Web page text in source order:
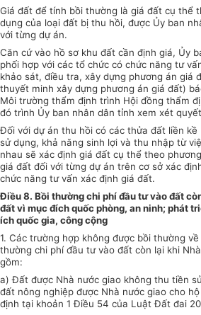
Giá đất để tính bồi thường là giá đất cụ thể
dụng của loại đất bị thu hồi, được Ủy ban
với từng dự án.
Căn cứ vào hồ sơ khu đất cần định giá, Ủy
phối hợp với các tổ chức có chức năng tư
khảo sát, điều tra, xây dựng phương án giá
thuyết minh xây dựng phương án giá đất)
Môi trường thẩm định trình Hội đồng thẩm
đó trình Ủy ban nhân dân tỉnh xem xét
Đối với dự án thu hồi có các thửa đất liền kề
sử dụng, khả năng sinh lợi và thu nhập từ
nhau sẽ xác định giá đất cụ thể theo
giá đất đối với từng dự án trên cơ sở xác
chức năng tư vấn xác định giá đất.
Điều 8. Bồi thường chi phí đầu tư vào đất
đất vì mục đích quốc phòng, an ninh; phát
íchquốcgia, công cộng
1. Các trường hợp không được bồi thường
thường chi phíđầu tưvào đất còn lại khi
gồm:
a) Đất được Nhà nước giao không thu tiền
đất nông nghiệp được Nhà nước giao cho
định tại khoản 1 Điều 54 của Luật Đất đai